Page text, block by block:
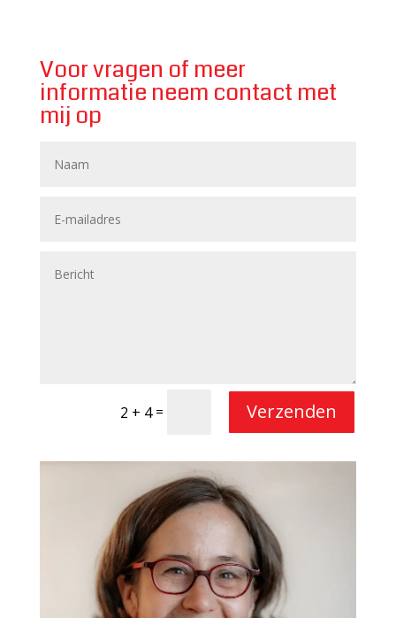
Voor vragen of meer
informatie neem contact met
mij op
2 + 4= Verzenden